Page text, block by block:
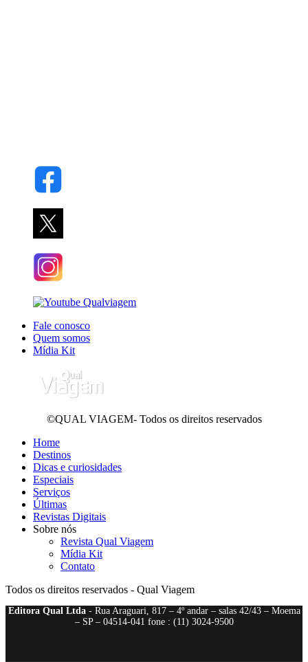
Fale conosco
Quem somos
Mídia Kit
©QUAL VIAGEM- Todos os direitos reservados
Home
Destinos
Dicas e curiosidades
Especiais
Serviços
Últimas
Revistas Digitais
Sobre nós
Revista Qual Viagem
Mídia Kit
Contato
Todos os direitos reservados - Qual Viagem
Editora Qual Ltda- Rua Araguari, 817 – 4º andar – salas 42/43 – Moema
– SP – 04514-041 fone : (11) 3024-9500